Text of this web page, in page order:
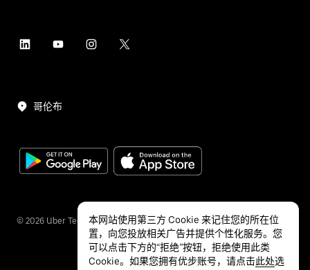
哥伦布
© 2026 Uber Technologies Inc.
本网站使用第三方 Cookie 来记住您的所在位
置，向您投放相关广告并提供个性化服务。您
可以点击下方的“拒绝”按钮，拒绝使用此类
Cookie。如果您拥有优步账号，请点击此处选